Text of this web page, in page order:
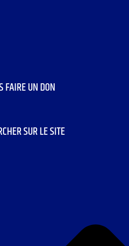
FAIRE UN DON
SUR LE SITE